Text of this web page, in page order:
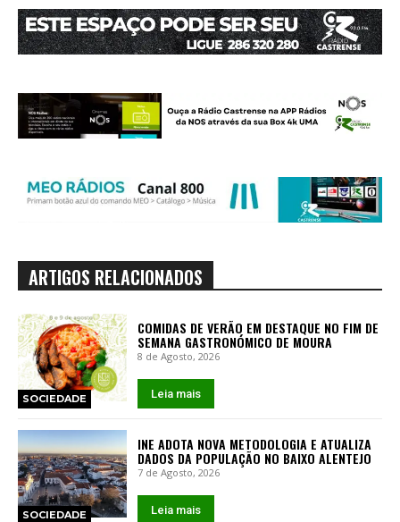
ARTIGOS RELACIONADOS
SOCIEDADE
COMIDAS DE VERÃO EM DESTAQUE NO FIM DE
SEMANA GASTRONÓMICO DE MOURA
8 de Agosto, 2026
Leia mais
SOCIEDADE
INE ADOTA NOVA METODOLOGIA E ATUALIZA
DADOS DA POPULAÇÃO NO BAIXO ALENTEJO
7 de Agosto, 2026
Leia mais